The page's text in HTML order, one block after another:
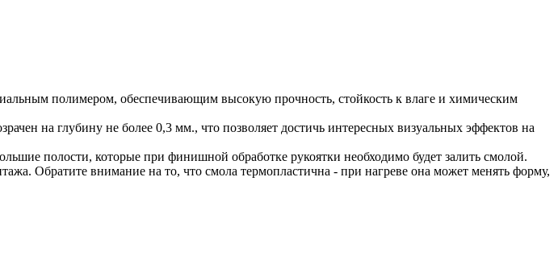
полимером, обеспечивающим высокую прочность, стойкость к влаге и химическим
на глубину не более 0,3 мм., что позволяет достичь интересных визуальных эффектов на
полости, которые при финишной обработке рукоятки необходимо будет залить смолой.
Обратите внимание на то, что смола термопластична - при нагреве она может менять форму,